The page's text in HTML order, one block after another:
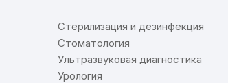
Стерилизация и дезинфекция
Стоматология
Ультразвуковая диагностика
Урология